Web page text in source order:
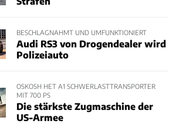
BESCHLAGNAHMT UND UMFUNKTIONIERT
Audi RS3 von Drogendealer wird
Polizeiauto
OSKOSH HET A1 SCHWERLASTTRANSPORTER
MIT 700 PS
Die stärkste Zugmaschine der
US-Armee